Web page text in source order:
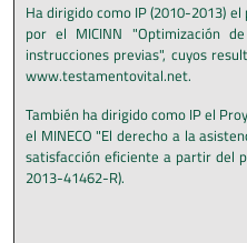
Ha dirigido como IP (2010-2013)
por el MICINN "Optimización
instrucciones previas", cuyos
www.testamentovital.net.
También ha dirigido como IP el
el MINECO "El derecho a la
satisfacción eficiente a partir del
2013-41462-R).